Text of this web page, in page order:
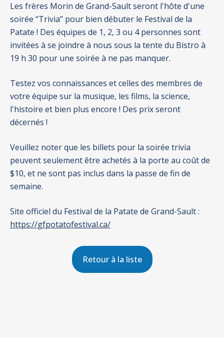
Les frères Morin de Grand-Sault seront l'hôte d'une
soirée “Trivia’’ pour bien débuter le Festival de la
Patate ! Des équipes de 1, 2, 3 ou 4 personnes sont
invitées à se joindre à nous sous la tente du Bistro à
19 h 30 pour une soirée à ne pas manquer.
Testez vos connaissances et celles des membres de
votre équipe sur la musique, les films, la science,
l'histoire et bien plus encore ! Des prix seront
décernés !
Veuillez noter que les billets pour la soirée trivia
peuvent seulement être achetés à la porte au coût de
$10, et ne sont pas inclus dans la passe de fin de
semaine.
Site officiel du Festival de la Patate de Grand-Sault :
https://gfpotatofestival.ca/
Retour à la liste